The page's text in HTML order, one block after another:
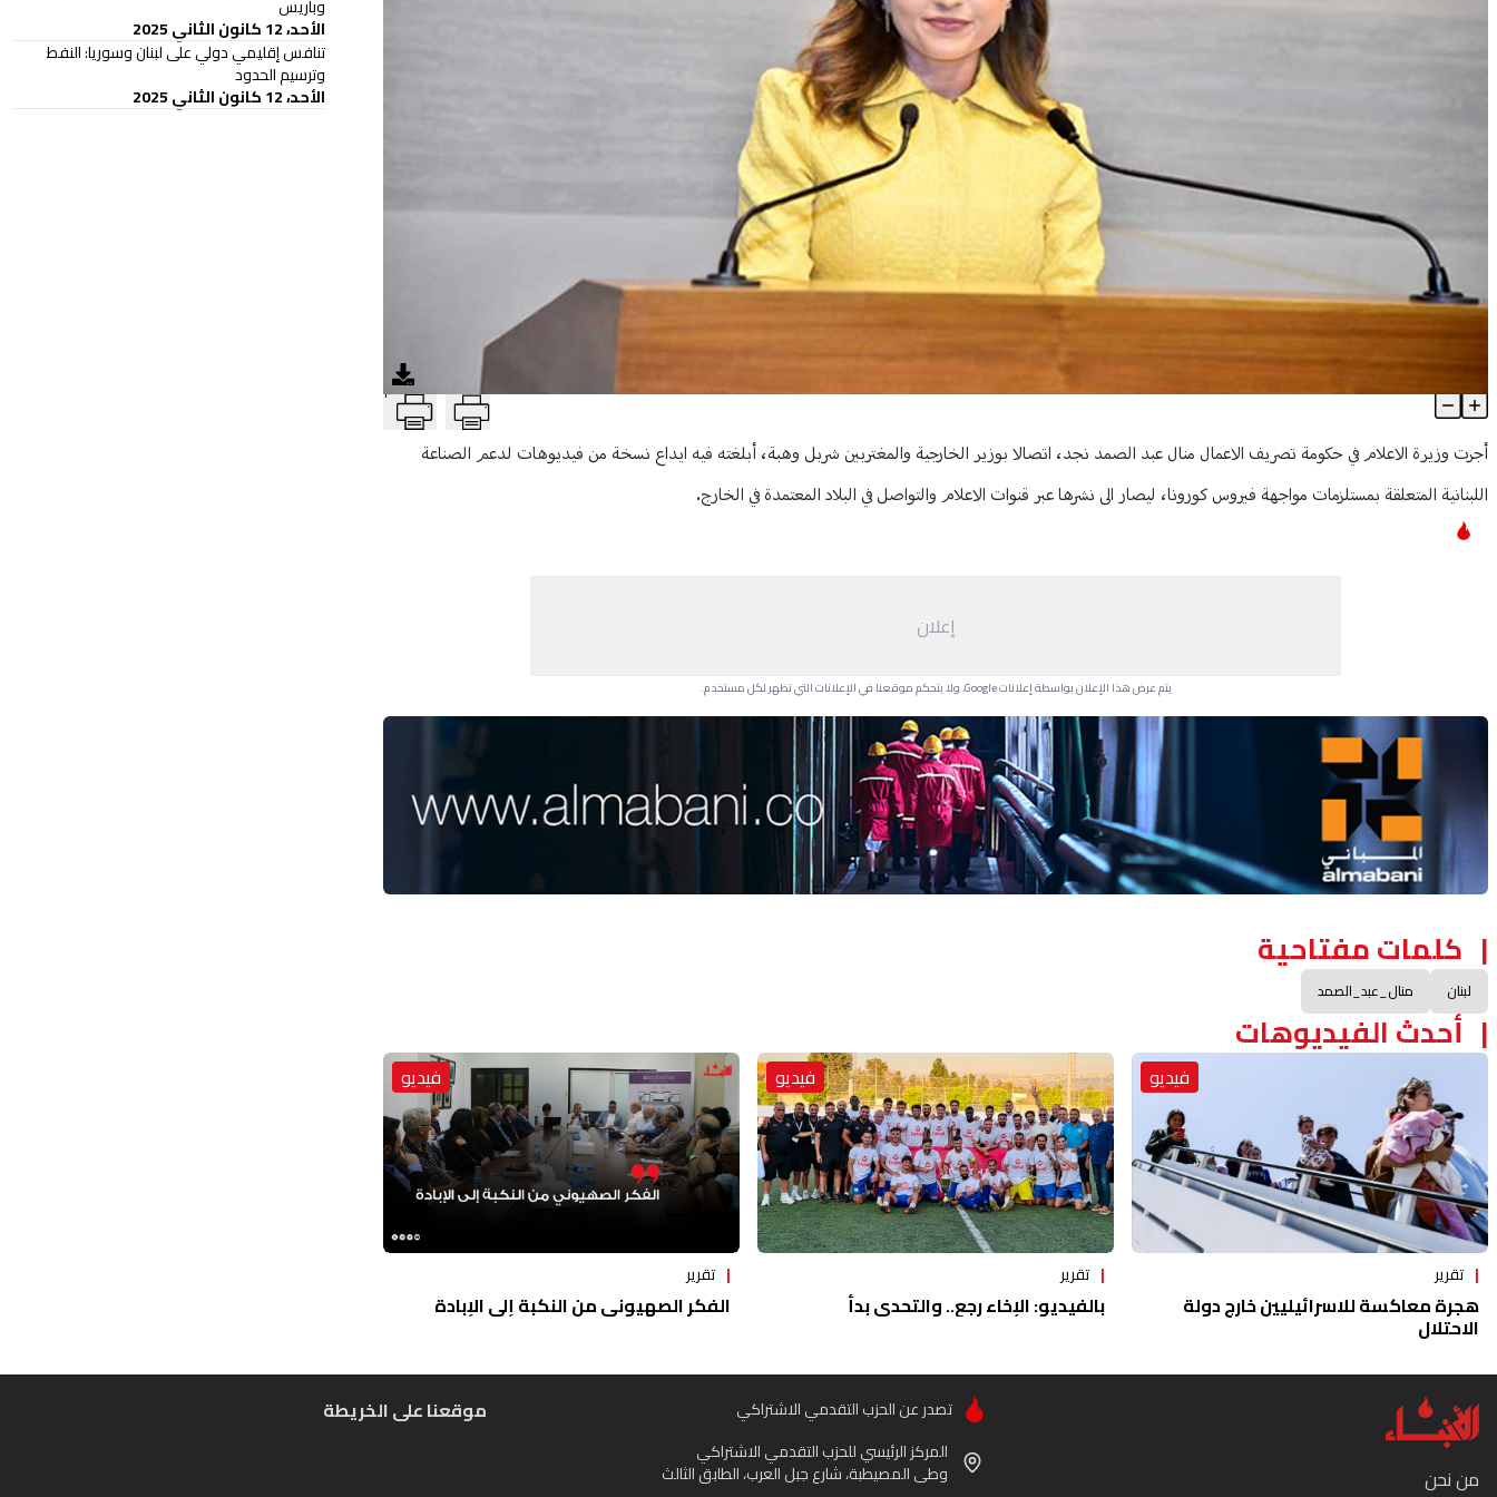
عبد الصمد أبلغت وهبة ايداع نسخة من فيديوهات لدعم الصناعة اللبنانية T
Article Content
أجرت وزيرة الاعلام في حكومة تصريف الاعمال منال عبد الصمد نجد، اتصالا بوزير الخارجية والمغتربين شربل وهبة، أبلغته فيه ايداع نسخة من فيديوهات لدعم الصناعة
اللبنانية المتعلقة بمستلزمات مواجهة فيروس كورونا، ليصار الى نشرها عبر قنوات الاعلام والتواصل في البلاد المعتمدة في الخارج.
إعلان
يتم عرض هذا الإعلان بواسطة إعلانات Google، ولا يتحكم موقعنا في الإعلانات التي تظهر لكل مستخدم.
Advertisement Section
كلمات مفتاحية
لبنان منال_عبد_الصمد
أحدث الفيديوهات
فيديو
تقرير
هجرة معاكسة للاسرائيليين خارج دولة
الاحتلال
فيديو
تقرير
بالفيديو: الإخاء رجع.. والتحدي بدأ
فيديو
تقرير
الفكر الصهيوني من النكبة إلى الإبادة
وباريس
الأحد، 12 كانون الثاني 2025
تنافس إقليمي دولي على لبنان وسوريا: النفط
وترسيم الحدود
الأحد، 12 كانون الثاني 2025
من نحن
تصدر عن الحزب التقدمي الاشتراكي
المركز الرئيسي للحزب التقدمي الاشتراكي
وطى المصيطبة، شارع جبل العرب، الطابق الثالث
موقعنا على الخريطة